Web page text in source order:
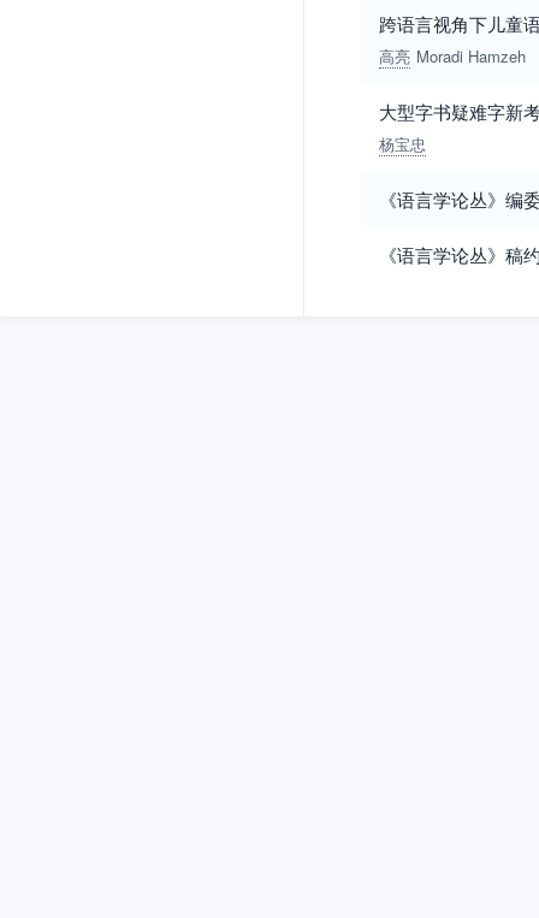
跨语言视角下儿童
高亮 Moradi Hamzeh
大型字书疑难字新
杨宝忠
《语言学论丛》编
《语言学论丛》稿